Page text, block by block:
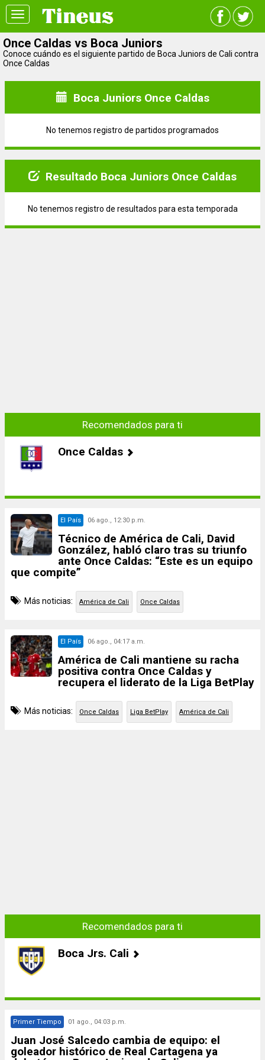
Toggle
navigation
Once Caldas vs Boca Juniors
Conoce cuándo es el siguiente partido de Boca Juniors de Cali contra
Once Caldas
Boca Juniors Once Caldas
No tenemos registro de partidos programados
Resultado Boca Juniors Once Caldas
No tenemos registro de resultados para esta temporada
Recomendados para ti
Once Caldas
El País 06 ago., 12:30 p.m.
Técnico de América de Cali, David
González, habló claro tras su triunfo
ante Once Caldas: “Este es un equipo
que compite”
Más noticias: América de Cali Once Caldas
El País 06 ago., 04:17 a.m.
América de Cali mantiene su racha
positiva contra Once Caldas y
recupera el liderato de la Liga BetPlay
Más noticias: Once Caldas Liga BetPlay América de Cali
Recomendados para ti
Boca Jrs. Cali
Primer Tiempo 01 ago., 04:03 p.m.
Juan José Salcedo cambia de equipo: el
goleador histórico de Real Cartagena ya